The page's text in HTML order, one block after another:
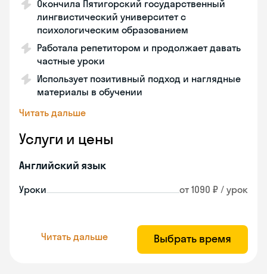
Окончила Пятигорский государственный
лингвистический университет с
психологическим образованием
Работала репетитором и продолжает давать
частные уроки
Использует позитивный подход и наглядные
материалы в обучении
Читать дальше
Услуги и цены
Английский язык
Уроки от 1090 ₽ / урок
Читать дальше Выбрать время